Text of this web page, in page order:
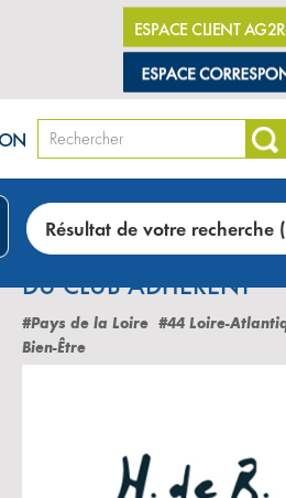
ESPACE CLIENT
Résultat de votre recherche
LES DERNIÈRES
DU CLUB ADHÉRENT
#Pays de la Loire #44 Loire-
Bien-Être